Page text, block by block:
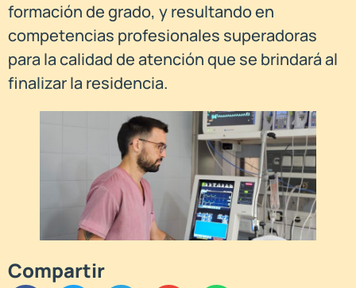
formación de grado, y resultando en
competencias profesionales superadoras
para la calidad de atención que se brindará al
finalizar la residencia.
Compartir